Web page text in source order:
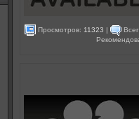
Просмотров: 11323 |